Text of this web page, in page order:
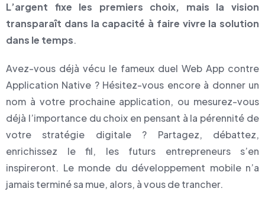
L’argent fixe les premiers choix, mais la vision
transparaît dans la capacité à faire vivre la solution
dans le temps.
Avez-vous déjà vécu le fameux duel Web App contre
Application Native ? Hésitez-vous encore à donner un
nom à votre prochaine application, ou mesurez-vous
déjà l’importance du choix en pensant à la pérennité de
votre stratégie digitale ? Partagez, débattez,
enrichissez le fil, les futurs entrepreneurs s’en
inspireront. Le monde du développement mobile n’a
jamais terminé sa mue, alors, à vous de trancher.